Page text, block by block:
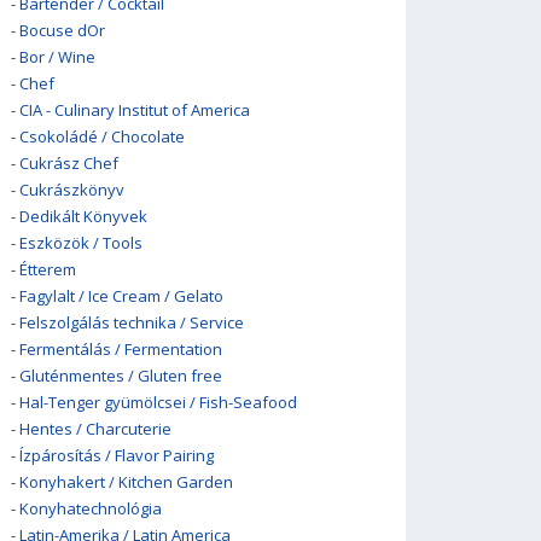
-Bocuse dOr
-Bor / Wine
-Chef
-CIA - Culinary Institut of America
-Csokoládé / Chocolate
-Cukrász Chef
-Cukrászkönyv
-Dedikált Könyvek
-Eszközök / Tools
-Étterem
-Fagylalt / Ice Cream / Gelato
-Felszolgálás technika / Service
-Fermentálás / Fermentation
-Gluténmentes / Gluten free
-Hal-Tenger gyümölcsei / Fish-Seafood
-Hentes / Charcuterie
-Ízpárosítás / Flavor Pairing
-Konyhakert / Kitchen Garden
-Konyhatechnológia
-Latin-Amerika / Latin America